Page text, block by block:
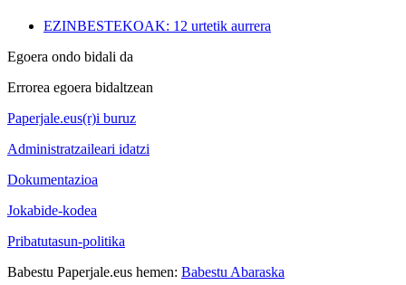
EZINBESTEKOAK: 12 urtetik aurrera
Egoera ondo bidali da
Errorea egoera bidaltzean
Paperjale.eus(r)i buruz
Administratzaileari idatzi
Dokumentazioa
Jokabide-kodea
Pribatutasun-politika
Babestu Paperjale.eus hemen: Babestu Abaraska